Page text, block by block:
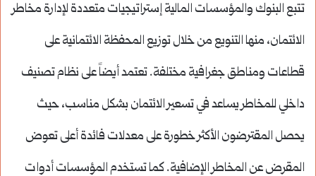
تتبع البنوك والمؤسسات المالية إستراتيجيات متعددة لإدارة مخاطر
الائتمان، منها التنويع من خلال توزيع المحفظة الائتمانية على
قطاعات ومناطق جغرافية مختلفة. تعتمد أيضاً على نظام تصنيف
داخلي للمخاطر يساعد في تسعير الائتمان بشكل مناسب، حيث
يحصل المقترضون الأكثر خطورة على معدلات فائدة أعلى تعوض
المقرض عن المخاطر الإضافية. كما تستخدم المؤسسات أدوات